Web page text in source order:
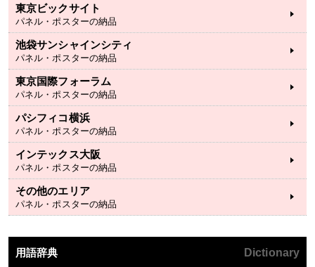
東京ビックサイト
パネル・ポスターの納品
池袋サンシャインシティ
パネル・ポスターの納品
東京国際フォーラム
パネル・ポスターの納品
パシフィコ横浜
パネル・ポスターの納品
インテックス大阪
パネル・ポスターの納品
その他のエリア
パネル・ポスターの納品
用語辞典 Dictionary